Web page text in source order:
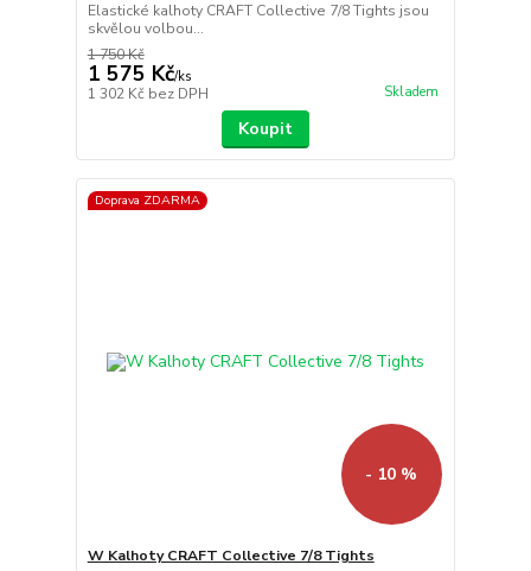
Elastické kalhoty CRAFT Collective 7/8 Tights jsou
skvělou volbou...
1 750 Kč
1 575 Kč/ks
1 302 Kč bez DPH Skladem
Koupit
Doprava ZDARMA
- 10 %
W Kalhoty CRAFT Collective 7/8 Tights